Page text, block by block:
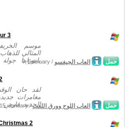
3
موسم
المثالي
بانوراما
حمل 7, February / العاب الجيغسو
لقد حان
مغامرات
حمل 15, January /العاب اللوح وورق اللعب
2